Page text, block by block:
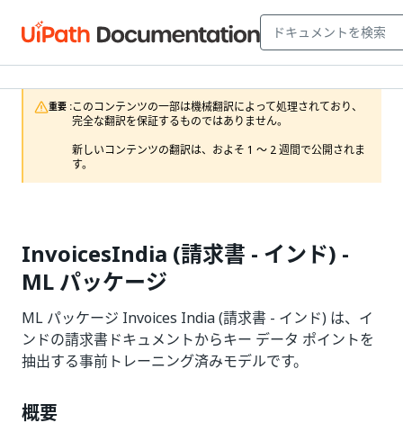
重要 :このコンテンツの一部は機械翻訳によって処理されており、
完全な翻訳を保証するものではありません。
新しいコンテンツの翻訳は、およそ 1 ～ 2 週間で公開されま
す。
InvoicesIndia (請求書 - インド) -
ML パッケージ
ML パッケージ Invoices India (請求書 - インド) は、イ
ンドの請求書ドキュメントからキー データ ポイントを
抽出する事前トレーニング済みモデルです。
概要